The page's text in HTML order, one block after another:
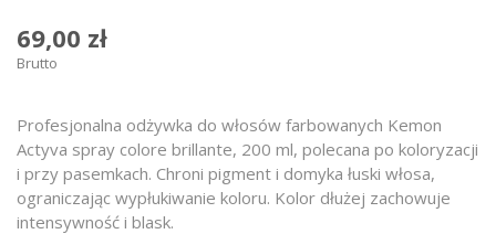
69,00 zł
Brutto
Profesjonalna odżywka do włosów farbowanych Kemon
Actyva spray colore brillante, 200 ml, polecana po koloryzacji
i przy pasemkach. Chroni pigment i domyka łuski włosa,
ograniczając wypłukiwanie koloru. Kolor dłużej zachowuje
intensywność i blask.